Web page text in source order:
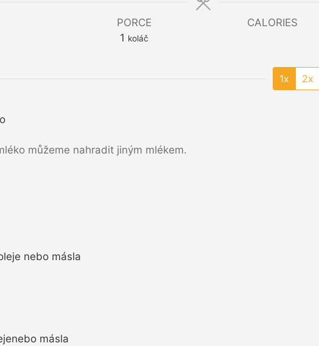
PORCE
1 koláč
CALORIES
1x 2x
můžeme nahradit jiným mlékem.
nebo másla
másla